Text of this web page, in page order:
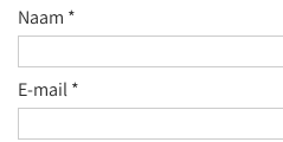
Naam *
E-mail*